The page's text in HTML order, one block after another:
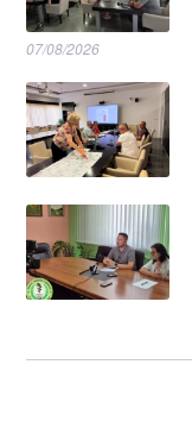
07/08/2026